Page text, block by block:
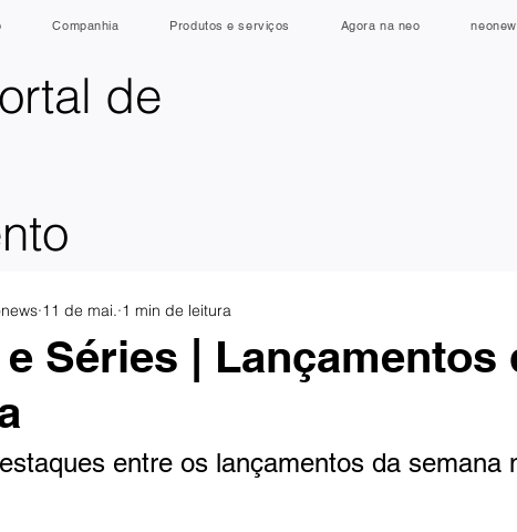
de
Companhia Produtos e serviços Agora na neo
Séries | Lançamentos
11 de mai. 1 min de leitura
entre os lançamentos da semana